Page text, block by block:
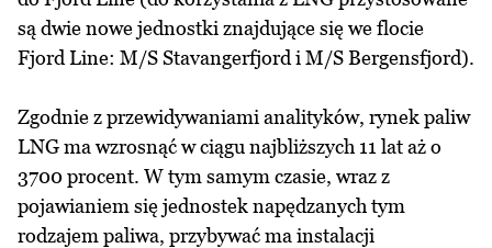
są dwie nowe jednostki znajdujące się we flocie
Fjord Line: M/S Stavangerfjord i M/S Bergensfjord).
Zgodnie z przewidywaniami analityków, rynek paliw
LNG ma wzrosnąć w ciągu najbliższych 11 lat aż o
3700 procent. W tym samym czasie, wraz z
pojawianiem się jednostek napędzanych tym
rodzajem paliwa, przybywać ma instalacji